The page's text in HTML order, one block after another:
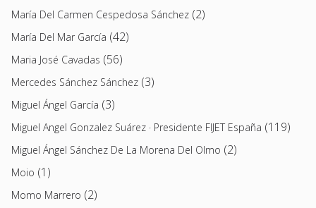
María Del Carmen Cespedosa Sánchez (2)
María Del Mar García (42)
Maria José Cavadas (56)
Mercedes Sánchez Sánchez (3)
Miguel Ángel García (3)
Miguel Angel Gonzalez Suárez · Presidente FIJET España (119)
Miguel Ángel Sánchez De La Morena Del Olmo (2)
Moio (1)
Momo Marrero (2)